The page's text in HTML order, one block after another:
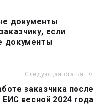
документы
если
документы
Следующая статья
заказчика после
ЕИС весной 2024 года